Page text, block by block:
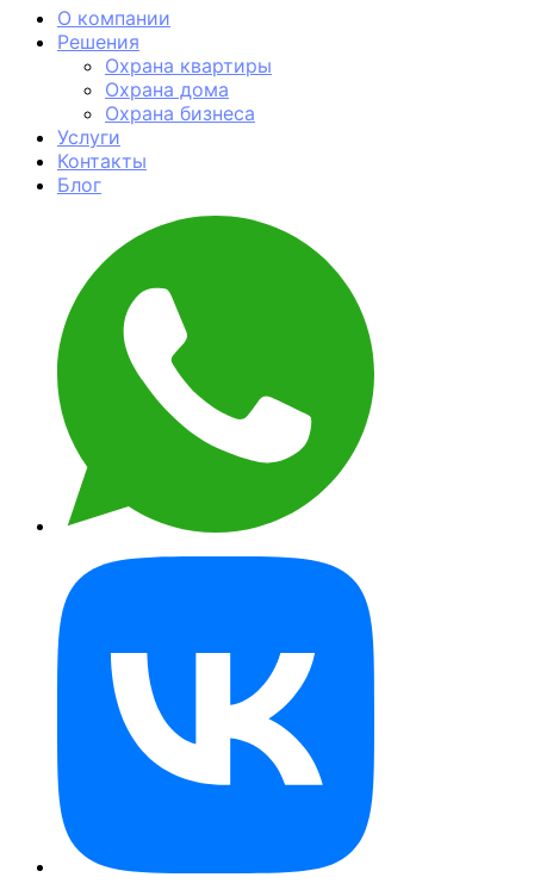
О компании
Решения
Охрана квартиры
Охрана дома
Охрана бизнеса
Услуги
Контакты
Блог